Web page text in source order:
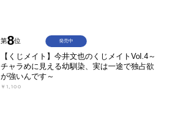
第8位
【くじメイト】今井文也のくじメイトVol.4～
チャラめに見える幼馴染、実は一途で独占欲
が強いんです～
￥1,100
発売中